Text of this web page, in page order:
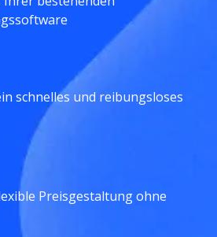
schnelles und reibungsloses
Preisgestaltung ohne